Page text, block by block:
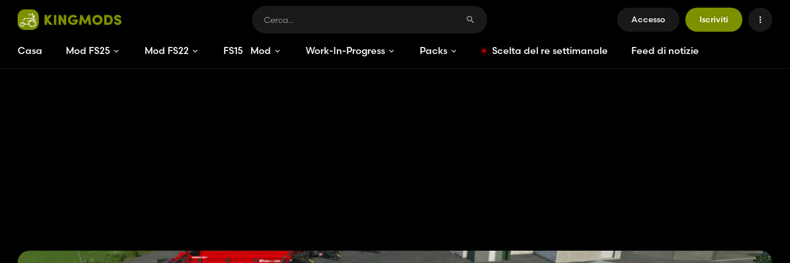
Accesso Iscriviti
Casa Mod FS25 Mod FS22 FS15 Mod Work-In-Progress Packs Scelta del re settimanale Feed di notizie